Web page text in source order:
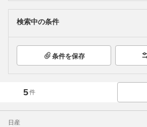
検索中の条件
条件を保存
5件
日産